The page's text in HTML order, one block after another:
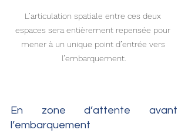
L’articulation spatiale entre ces deux
espaces sera entièrement repensée pour
mener à un unique point d’entrée vers
l’embarquement.
En zone d’attente avant
l’embarquement